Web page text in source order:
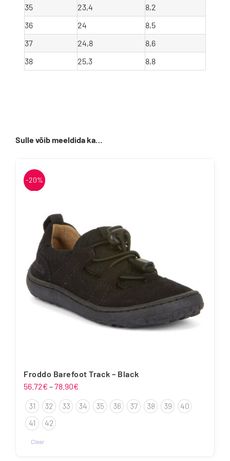
35 23,4
8,2
36
24
8,5
37
24,8
8,6
38
25,3 8,8
Sulle võib meeldida ka…
-20%
Froddo Barefoot Track – Black
56.72€ –78.90€
56.72€
kuni
31 32 33 34 35 36 37 38 39
40
41
42
Clear